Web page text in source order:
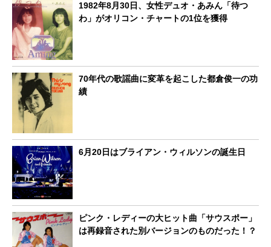
1982年8月30日、女性デュオ・あみん「待つ
わ」がオリコン・チャートの1位を獲得
70年代の歌謡曲に変革を起こした都倉俊一の功
績
6月20日はブライアン・ウィルソンの誕生日
ピンク・レディーの大ヒット曲「サウスポー」
は再録音された別バージョンのものだった！？